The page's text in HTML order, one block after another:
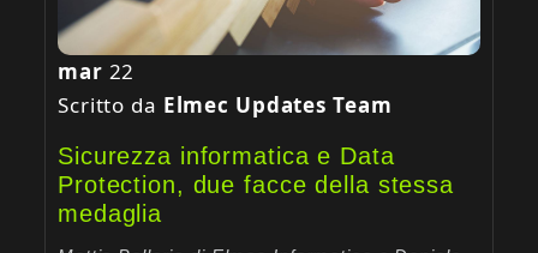
mar 22
Scritto da Elmec Updates Team
Sicurezza informatica e Data
Protection, due facce della stessa
medaglia